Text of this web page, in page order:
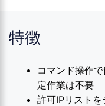
特徴
コマンド操作
定作業は不要
許可IPリスト